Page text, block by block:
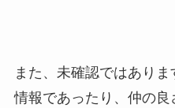
また、未確認ではあり
情報であったり、仲の